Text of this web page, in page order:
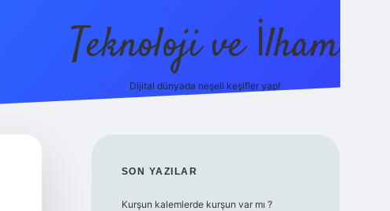
Teknoloji ve İlham
Dijital dünyada neşeli keşifler yap!
SIDEBAR
SON YAZILAR
Kurşun kalemlerde kurşun var mı ?